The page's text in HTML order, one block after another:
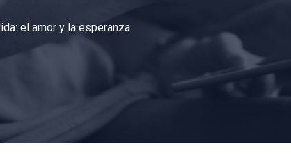
el amor y la esperanza.